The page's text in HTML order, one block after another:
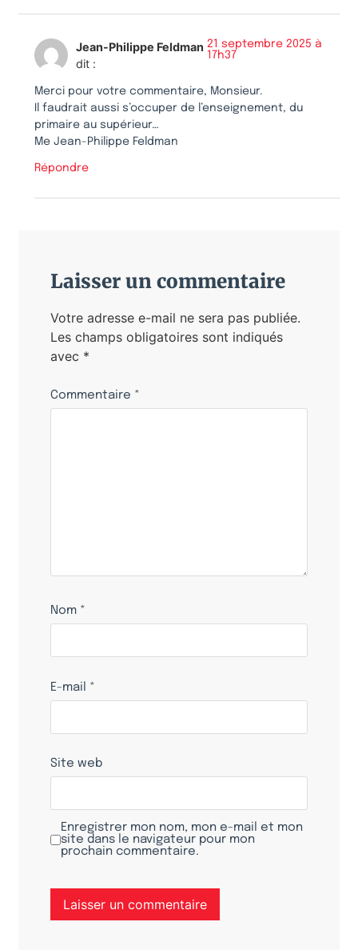
Jean-Philippe Feldman
dit :
21 septembre 2025 à
17h37
Merci pour votre commentaire, Monsieur.
Il faudrait aussi s’occuper de l’enseignement, du
primaire au supérieur…
Me Jean-Philippe Feldman
Répondre
Laisser un commentaire
Votre adresse e-mail ne sera pas publiée.
Les champs obligatoires sont indiqués
avec *
Commentaire *
Nom *
E-mail *
Site web
Enregistrer mon nom, mon e-mail et mon
site dans le navigateur pour mon
prochain commentaire.